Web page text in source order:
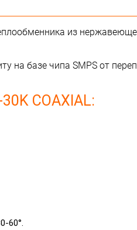
из
на базе чипаSMPS от
COAXIAL:
60°.